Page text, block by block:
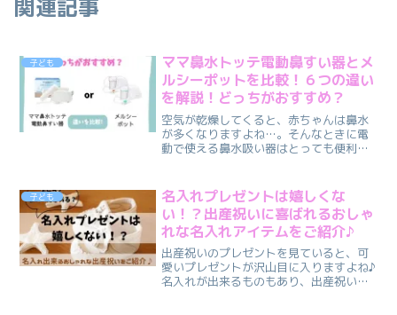
関連記事
子ども
ママ鼻水トッテ電動鼻すい器とメ
ルシーポットを比較！６つの違い
を解説！どっちがおすすめ？
空気が乾燥してくると、赤ちゃんは鼻水
が多くなりますよね…。そんなときに電
動で使える鼻水吸い器はとっても便利で
うか迷われる方もいらっしゃると思いま
す。こんなお悩みはありま...
子ども
名入れプレゼントは嬉しくな
い！？出産祝いに喜ばれるおしゃ
れな名入れアイテムをご紹介♪
出産祝いのプレゼントを見ていると、可
愛いプレゼントが沢山目に入りますよね♪
名入れが出来るものもあり、出産祝いに